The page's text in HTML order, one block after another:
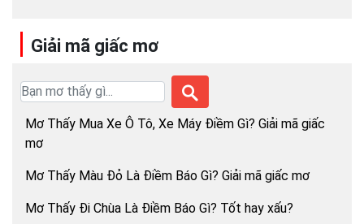
Giải mã giấc mơ
Mơ Thấy Mua Xe Ô Tô, Xe Máy Điềm Gì? Giải mã giấc
mơ
Mơ Thấy Màu Đỏ Là Điềm Báo Gì? Giải mã giấc mơ
Mơ Thấy Đi Chùa Là Điềm Báo Gì? Tốt hay xấu?